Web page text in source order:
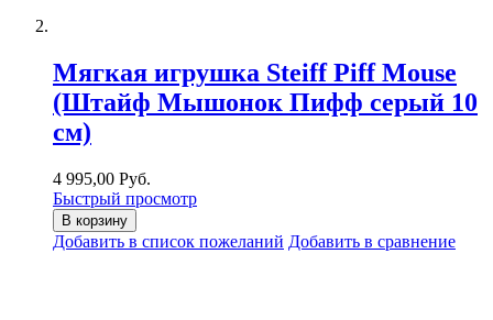
Мягкая игрушка Steiff Piff Mouse
(Штайф Мышонок Пифф серый 10
см)
4 995,00 Руб.
Быстрый просмотр
В корзину
Добавить в список пожеланий Добавить в сравнение